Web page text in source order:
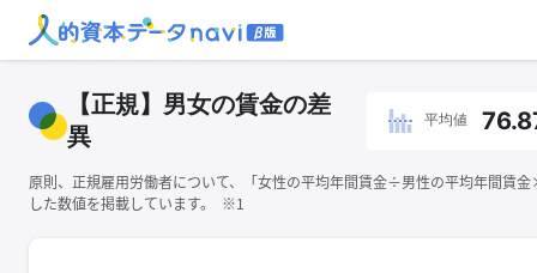
【正規】男女の賃金の差
異
平均値
原則、正規雇用労働者について、「女性の平均年間賃金÷男性の平均年間賃
した数値を掲載しています。 ※1